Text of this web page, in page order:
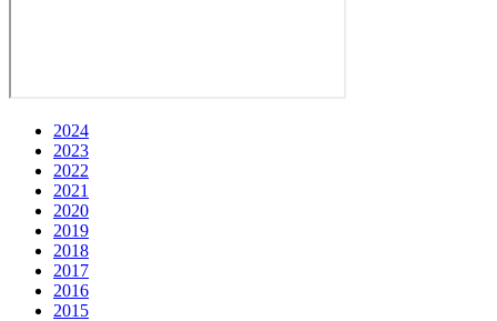
2024
2023
2022
2021
2020
2019
2018
2017
2016
2015